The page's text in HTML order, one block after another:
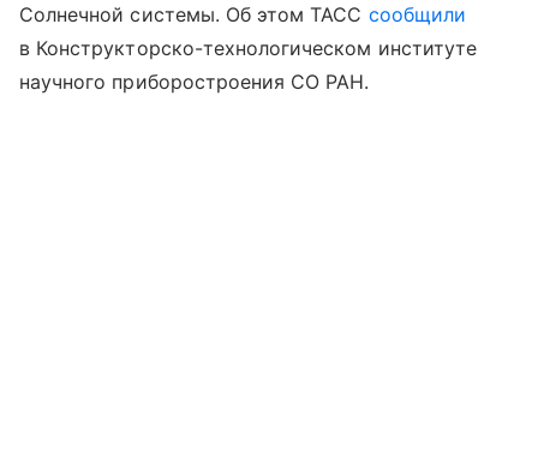
Солнечной системы. Об этом ТАСС сообщили
в Конструкторско-технологическом институте
научного приборостроения СО РАН.